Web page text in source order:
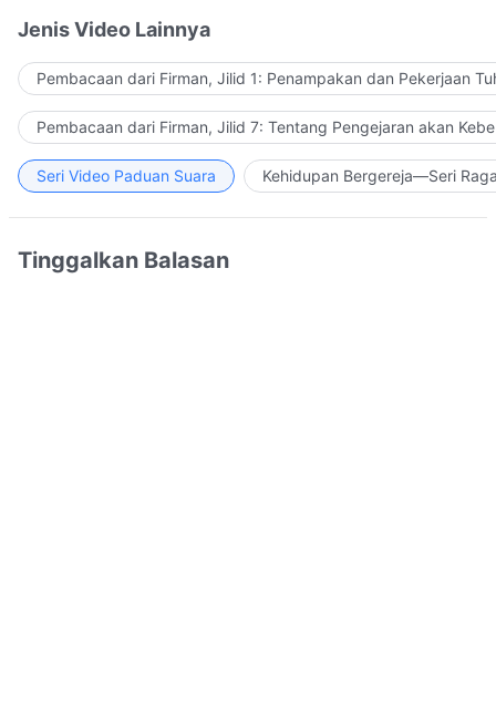
Jenis Video Lainnya
Pembacaan dari Firman, Jilid 1: Penampakan dan Pekerjaan
Pembacaan dari Firman, Jilid 7: Tentang Pengejaran akan
Seri Video Paduan Suara Kehidupan Bergereja—Seri
Tinggalkan Balasan